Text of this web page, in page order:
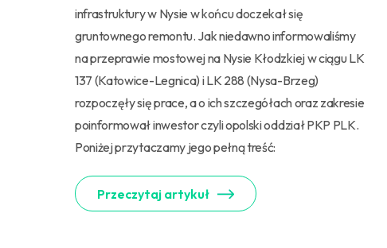
infrastruktury w Nysie w końcu doczekał się
gruntownego remontu. Jak niedawno informowaliśmy
na przeprawie mostowej na Nysie Kłodzkiej w ciągu LK
137 (Katowice-Legnica) i LK 288 (Nysa-Brzeg)
rozpoczęły się prace, a o ich szczegółach oraz zakresie
poinformował inwestor czyli opolski oddział PKP PLK.
Poniżej przytaczamy jego pełną treść:
Przeczytaj artykuł